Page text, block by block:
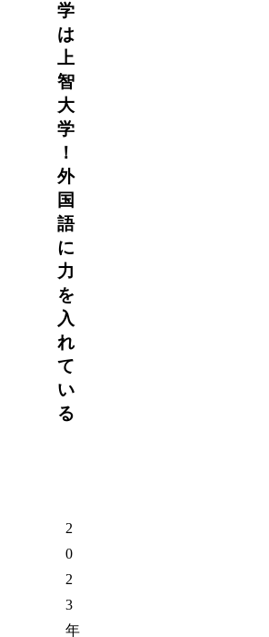
学
は
上
智
大
学
！
外
国
語
に
力
を
入
れ
て
い
る
2
0
2
3
年